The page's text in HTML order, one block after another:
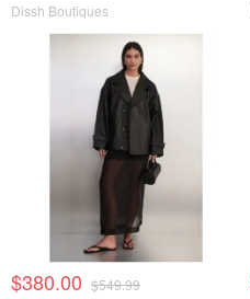
Dissh Boutiques
$380.00 $549.99